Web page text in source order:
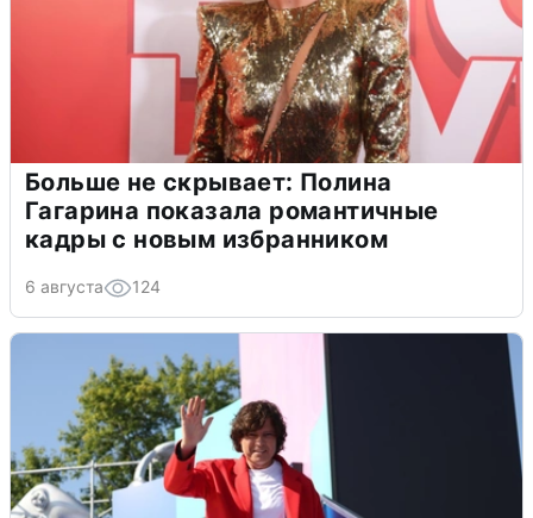
Больше не скрывает: Полина
Гагарина показала романтичные
кадры с новым избранником
6 августа 124